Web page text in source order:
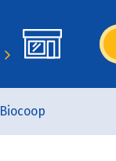
Biocoop